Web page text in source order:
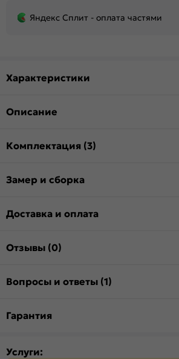
Яндекс Сплит - оплата частями
Характеристики
Описание
Комплектация (3)
Замер и сборка
Доставка и оплата
Отзывы (0)
Вопросы и ответы (1)
Гарантия
Услуги: